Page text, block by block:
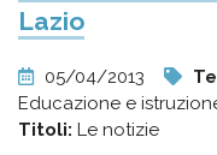
Lazio
05/04/2013
Educazione e
Titoli: Le notizie